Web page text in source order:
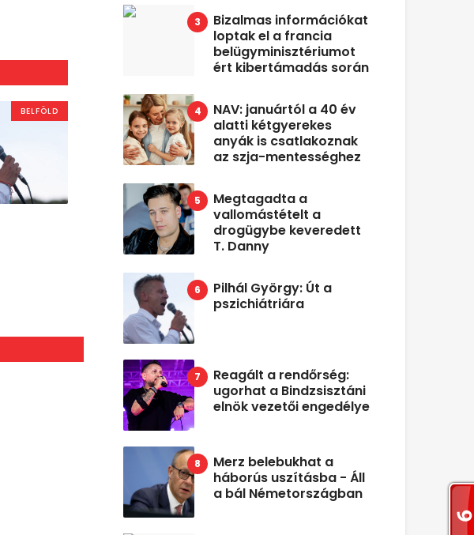
BELFÖLD
Bizalmas információkat
loptak el a francia
belügyminisztériumot
ért kibertámadás során
NAV: januártól a 40 év
alatti kétgyerekes
anyák is csatlakoznak
az szja-mentességhez
Megtagadta a
vallomástételt a
drogügybe keveredett
T. Danny
Pilhál György: Út a
pszichiátriára
Reagált a rendőrség:
ugorhat a Bindzsisztáni
elnök vezetői engedélye
Merz belebukhat a
háborús uszításba - Áll
a bál Németországban